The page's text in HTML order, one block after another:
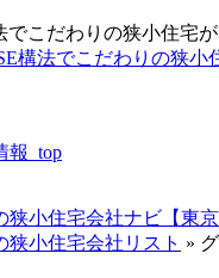
でこだわりの狭小住宅
SE構法でこだわりの狭小
報_top
小住宅会社ナビ【東京
狭小住宅会社リスト »